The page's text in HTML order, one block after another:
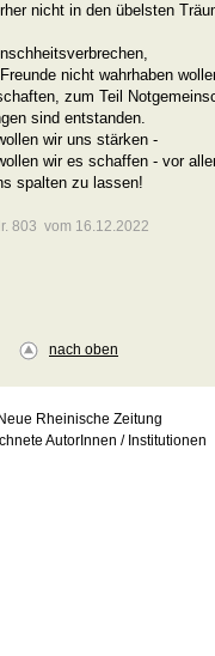
nicht in den übelsten
nicht wahrhaben
zum Teil
sind entstanden.
wir uns stärken -
wir es schaffen - vor
spalten zu lassen!
803 vom 16.12.2022
nach oben
Rheinische Zeitung
AutorInnen / Institutionen